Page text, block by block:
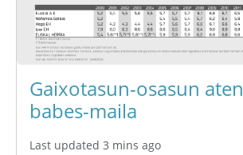
Gaixotasun-osasun
babes-maila
Last updated 3 mins ago